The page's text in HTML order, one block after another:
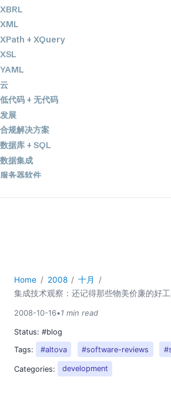
XBRL
XML
XPath + XQuery
XSL
YAML
云
低代码 + 无代码
发展
合规解决方案
数据库 + SQL
数据集成
服务器软件
2022
2021
2018
2017
2016
Home 2008
十月
集成技术观察：还记得那些物美价廉的好工
2008-10-16•1 min read
Status: #blog
Tags:
#altova #software-reviews
Categories: development